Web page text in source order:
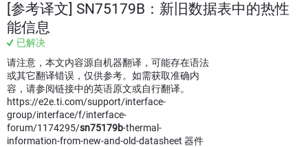
[参考译文] SN75179B：新旧数据表中的热性
能信息
已解决
请注意，本文内容源自机器翻译，可能存在语法
或其它翻译错误，仅供参考。如需获取准确内
容，请参阅链接中的英语原文或自行翻译。
https://e2e.ti.com/support/interface-
group/interface/f/interface-
forum/1174295/sn75179b-thermal-
information-from-new-and-old-datasheet 器件